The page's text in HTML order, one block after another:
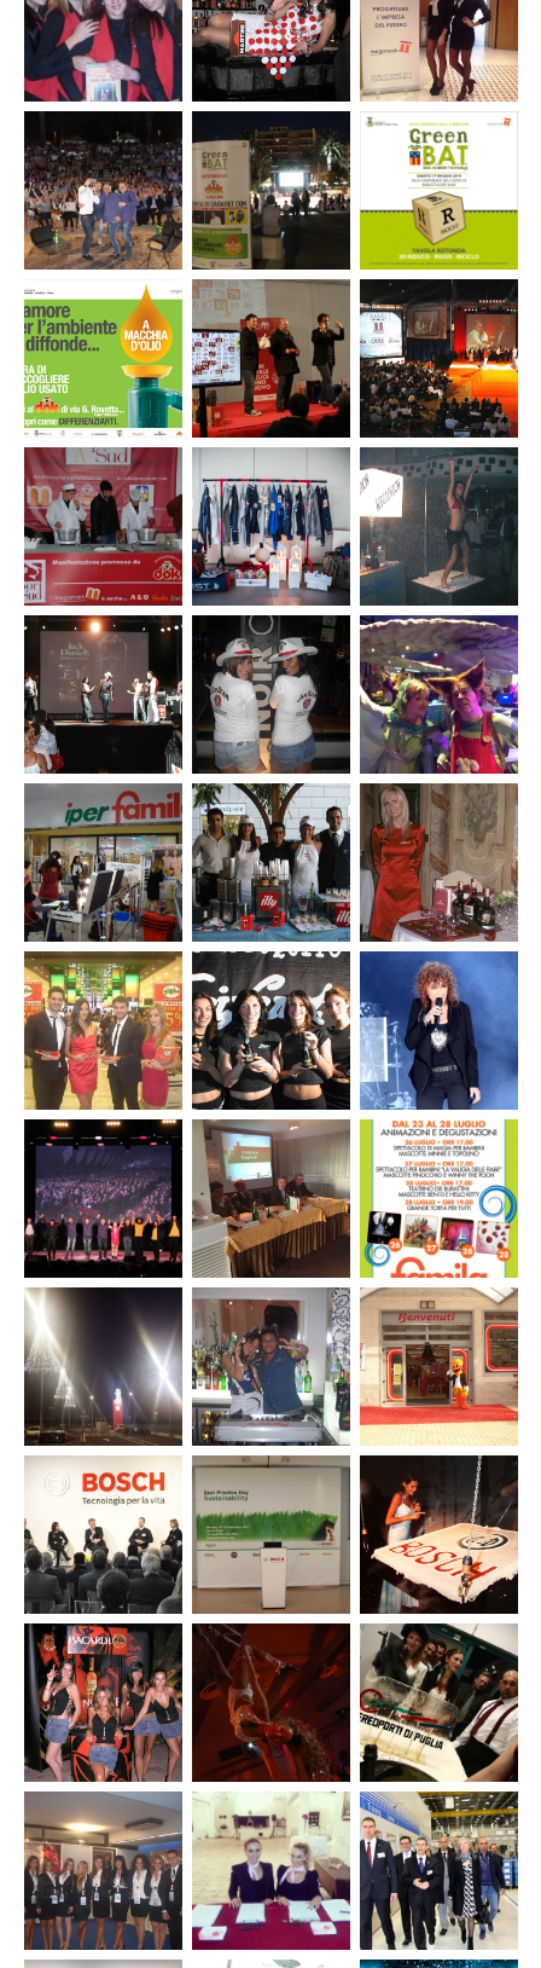
per “D Play
Event” Sony –
Lecce
‘Mobilità
ciclistica’
Regione Puglia
eventi
inaugurazione
Mercatone
Uno Bari e
Lecce
Eventi e tour
promozionali
Pampero
Eventi e tour
promozionali
Martini
Evento Top
Megamark
Organizzazione
evento di
cabaret
Megamark –
Greenbat 2014
Organizzazione
evento di
cabaret
Megamark –
Greenbat 2013
Organizzazione
tavola rotonda
GreenBat
Megamark
Realizzazione
progetto “A
Macchia
d’Olio”
Megamark
Auguri
Natale
Megamark
Convention
e meeting
aziendali
Megamark
Evento
“Sapori a
Sud”
Megamark
Evento
presentazione
collezione a/i
2013/2014
Mascalzone
Latino
Eventi e tour
promozionali
Keglevich
Eventi e tour
promozionali
Jack Daniel’s
Eventi e tour
promozionali
Jim Beam
Evento ‘La
Melevisione’
Iperfamila
Eventi
Iperfamila
Campania
Eventi e tour
promozionali
Illy
Eventi e tour
promozionali
Grand
Marnier
Evento
inaugurazione
Globo Bari
Eventi e tour
promozionali
Freixenet
Evento
premiazione
vincitori
Bando
Orizzonti
Solidali
Fondazione
Megamark
– concerto di
Fiorella
Mannoia
Evento
premiazione
vincitori
bando
Orizzonti
Solidali
Fondazione
Megamark
– Zelig
Show
Organizzazione
conferenze
stampa per
Fondazione
Megamark
Evento 1°
anniversario
Famila
Bisceglie
Inaugurazione
pdv Famila
Eventi e tour
promozionali
Eristoff
Comunicazione
ed eventi per
Supermercati
Dok
Evento
visita
Presidente
Rep. Fed.
Tedesca
Bosch Bari
Modugno
Eventi
Good
Practice
Day Bosch
Family
Day Bosch
Eventi e tour
promozionali
Bacardi
Eventi e
workshop
per
Aeroporti
di puglia
Eventi
inaugurazione
Aeroporti di
Puglia